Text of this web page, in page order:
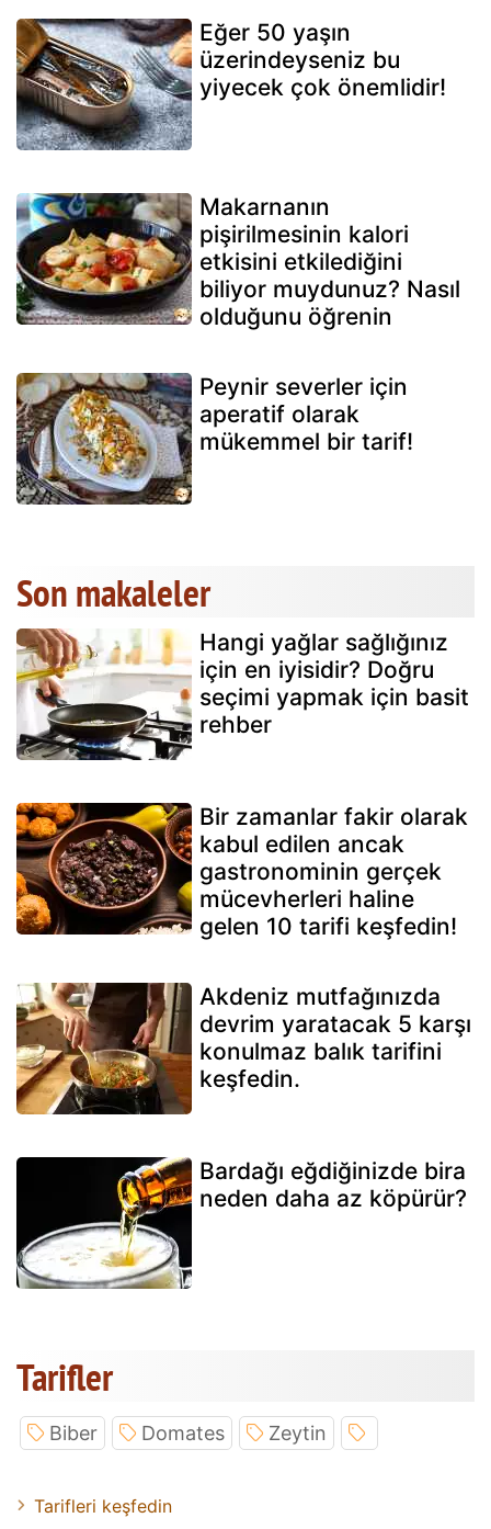
Eğer 50 yaşın
üzerindeyseniz bu
yiyecek çok önemlidir!
Makarnanın
pişirilmesinin kalori
etkisini etkilediğini
biliyor muydunuz? Nasıl
olduğunu öğrenin
Peynir severler için
aperatif olarak
mükemmel bir tarif!
Son makaleler
Hangi yağlar sağlığınız
için en iyisidir? Doğru
seçimi yapmak için basit
rehber
Bir zamanlar fakir olarak
kabul edilen ancak
gastronominin gerçek
mücevherleri haline
gelen 10 tarifi keşfedin!
Akdeniz mutfağınızda
devrim yaratacak 5 karşı
konulmaz balık tarifini
keşfedin.
Bardağı eğdiğinizde bira
neden daha az köpürür?
Tarifler
Biber Domates Zeytin
Tarifleri keşfedin